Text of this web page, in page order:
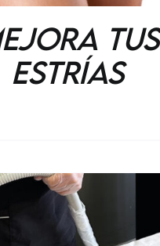
tus
Estrías